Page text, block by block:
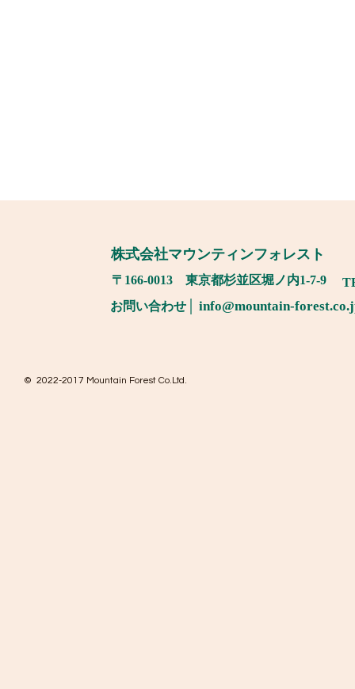
​株式会社マウンティンフォレスト
​〒166-0013 東京都杉並区堀ノ内1-7-9
お問い合わせ
info@mountain-f
© 2022-2017 Mountain Forest Co.Ltd.